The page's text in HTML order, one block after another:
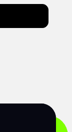
ajustes.
torres